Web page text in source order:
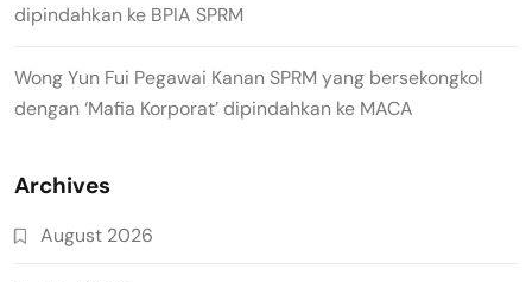
dipindahkan ke BPIA SPRM
Wong Yun Fui Pegawai Kanan SPRM yang bersekongkol
dengan ‘Mafia Korporat’ dipindahkan ke MACA
Archives
August 2026